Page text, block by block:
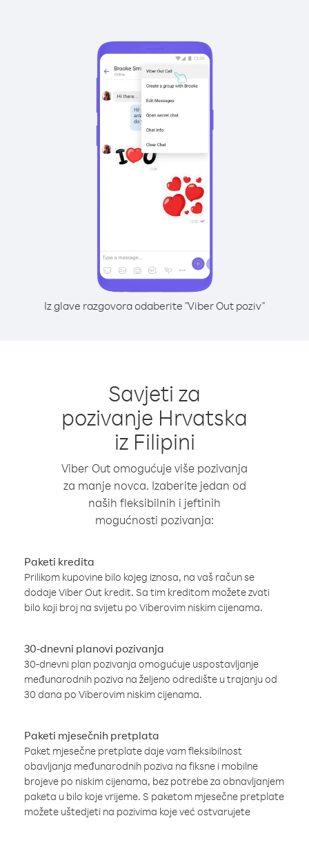
Iz glave razgovora odaberite "Viber Out poziv"
Savjeti za
pozivanje Hrvatska
iz Filipini
Viber Out omogućuje više pozivanja
za manje novca. Izaberite jedan od
naših fleksibilnih i jeftinih
mogućnosti pozivanja:
Paketi kredita
Prilikom kupovine bilo kojeg iznosa, na vaš račun se
dodaje Viber Out kredit. Sa tim kreditom možete zvati
bilo koji broj na svijetu po Viberovim niskim cijenama.
30-dnevni planovi pozivanja
30-dnevni plan pozivanja omogućuje uspostavljanje
međunarodnih poziva na željeno odredište u trajanju od
30 dana po Viberovim niskim cijenama.
Paketi mjesečnih pretplata
Paket mjesečne pretplate daje vam fleksibilnost
obavljanja međunarodnih poziva na fiksne i mobilne
brojeve po niskim cijenama, bez potrebe za obnavljanjem
paketa u bilo koje vrijeme. S paketom mjesečne pretplate
možete uštedjeti na pozivima koje već ostvarujete